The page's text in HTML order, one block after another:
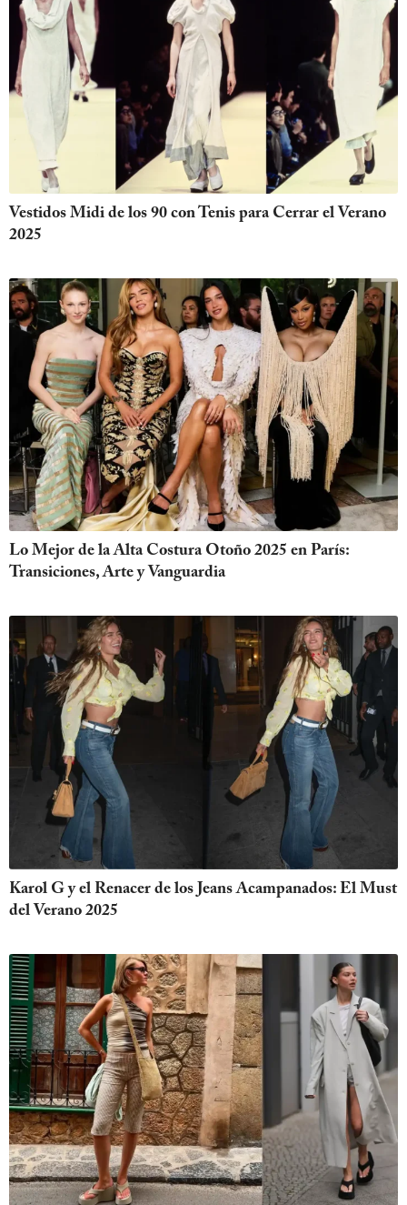
Vestidos Midi de los 90 con Tenis para Cerrar el Verano
2025
Lo Mejor de la Alta Costura Otoño 2025 en París:
Transiciones, Arte y Vanguardia
Karol G y el Renacer de los Jeans Acampanados: El Must
del Verano 2025